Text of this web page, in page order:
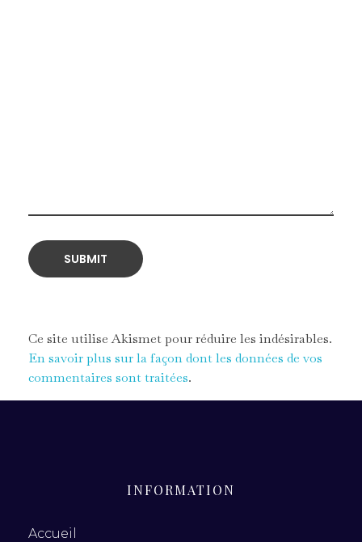
Ce site utilise Akismet pour réduire les indésirables.
En savoir plus sur la façon dont les données de vos
commentaires sont traitées.
INFORMATION
Accueil